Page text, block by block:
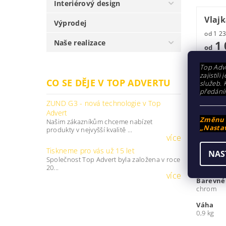
Interiérový design
Výprodej
Naše realizace
CO SE DĚJE V TOP ADVERTU
ZUND G3 - nová technologie v Top
Advert
Našim zákazníkům chceme nabízet
produkty v nejvyšší kvalitě ...
více
Tiskneme pro vás už 15 let
Společnost Top Advert byla založena v roce
20...
více
od1
od
od 997
POPIS
chrom
Váha
0,9 kg
Top
zajistili
služeb.